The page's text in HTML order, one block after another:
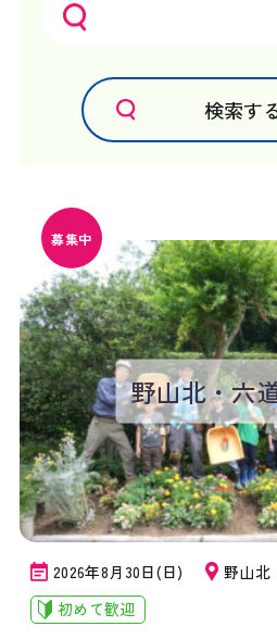
野山北・六
募集中
2026年8月30日(日)
野山北
初めて歓迎